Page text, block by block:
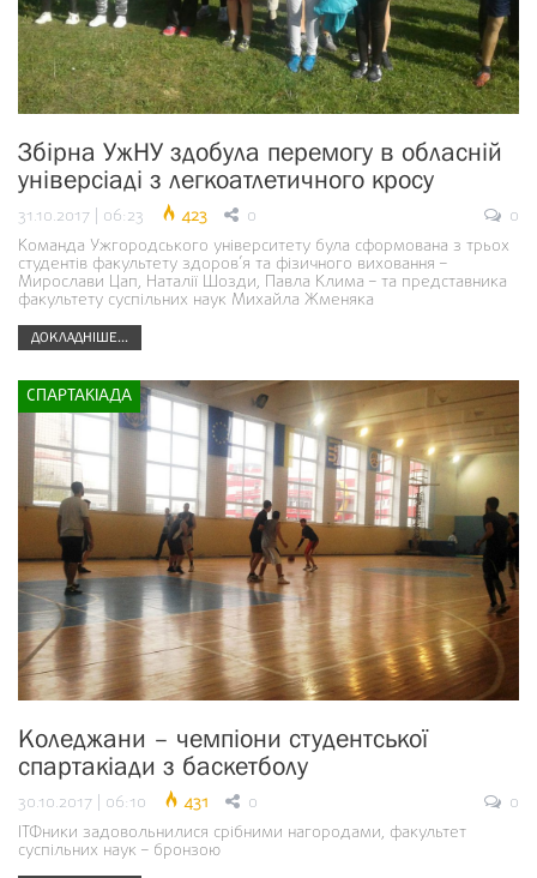
Збірна УжНУ здобула перемогу в обласній
універсіаді з легкоатлетичного кросу
31.10.2017 | 06:23 423 0
0
Команда Ужгородського університету була сформована з трьох
студентів факультету здоров’я та фізичного виховання –
Мирослави Цап, Наталії Шозди, Павла Клима – та представника
факультету суспільних наук Михайла Жменяка
ДОКЛАДНІШЕ...
СПАРТАКІАДА
Коледжани – чемпіони студентської
спартакіади з баскетболу
30.10.2017 | 06:10 431 0
0
ІТФники задовольнилися срібними нагородами, факультет
суспільних наук – бронзою